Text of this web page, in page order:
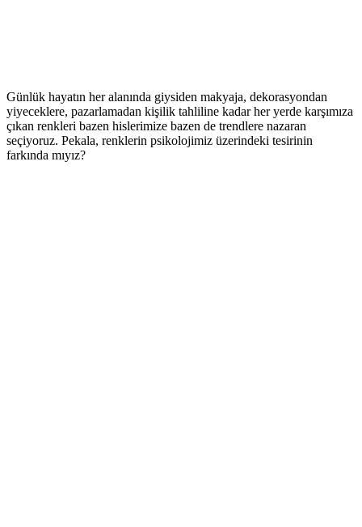
Günlük hayatın her alanında giysiden makyaja, dekorasyondan
yiyeceklere, pazarlamadan kişilik tahliline kadar her yerde karşımıza
çıkan renkleri bazen hislerimize bazen de trendlere nazaran
seçiyoruz. Pekala, renklerin psikolojimiz üzerindeki tesirinin
farkında mıyız?